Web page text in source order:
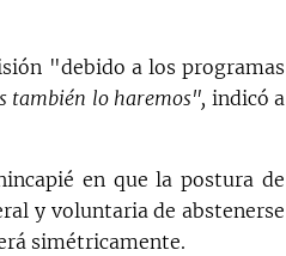
"debido a los programas
también lo haremos", indicó a
en que la postura de
y voluntaria de abstenerse
simétricamente.